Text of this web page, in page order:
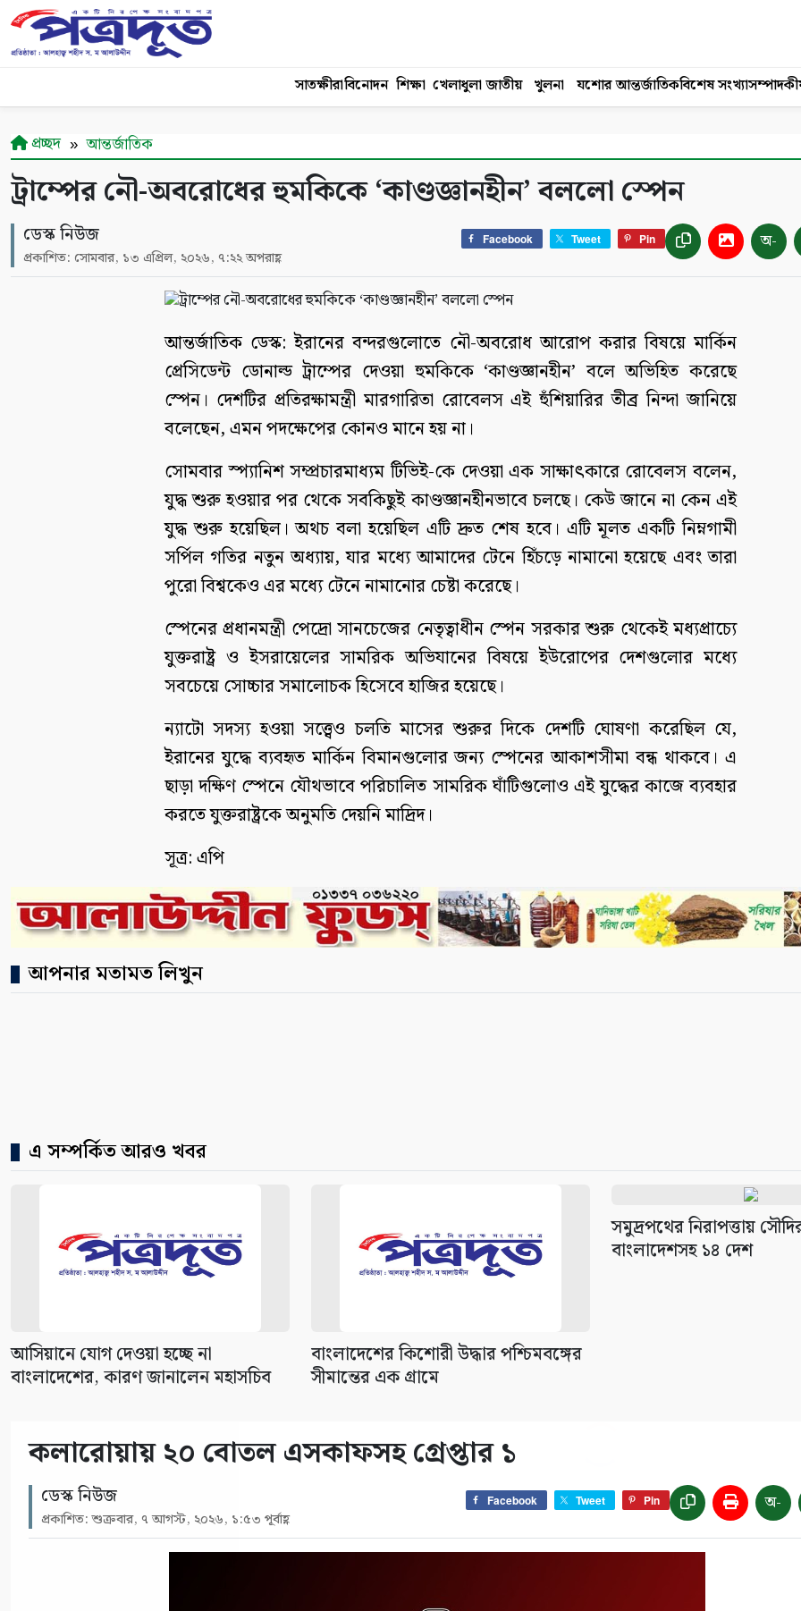
সাতক্ষীরাবিনোদন শিক্ষা খেলাধুলা জাতীয় খুলনা যশোর আন্তর্জাতিকবিশেষ সংখ্যা
প্রচ্ছদ আন্তর্জাতিক
ট্রাম্পের নৌ-অবরোধের হুমকিকে ‘কাণ্ডজ্ঞানহীন’ বললো স্পেন
ডেস্ক নিউজ
প্রকাশিত: সোমবার, ১৩ এপ্রিল, ২০২৬, ৭:২২ অপরাহ্ণ
Facebook Tweet Pin অ-
আন্তর্জাতিক ডেস্ক: ইরানের বন্দরগুলোতে নৌ-অবরোধ আরোপ করার বিষয়ে মার্কিন
প্রেসিডেন্ট ডোনাল্ড ট্রাম্পের দেওয়া হুমকিকে ‘কাণ্ডজ্ঞানহীন’ বলে অভিহিত করেছে
স্পেন। দেশটির প্রতিরক্ষামন্ত্রী মারগারিতা রোবেলস এই হুঁশিয়ারির তীব্র নিন্দা জানিয়ে
বলেছেন, এমন পদক্ষেপের কোনও মানে হয় না।
সোমবার স্প্যানিশ সম্প্রচারমাধ্যম টিভিই-কে দেওয়া এক সাক্ষাৎকারে রোবেলস বলেন,
যুদ্ধ শুরু হওয়ার পর থেকে সবকিছুই কাণ্ডজ্ঞানহীনভাবে চলছে। কেউ জানে না কেন এই
যুদ্ধ শুরু হয়েছিল। অথচ বলা হয়েছিল এটি দ্রুত শেষ হবে। এটি মূলত একটি নিম্নগামী
সর্পিল গতির নতুন অধ্যায়, যার মধ্যে আমাদের টেনে হিঁচড়ে নামানো হয়েছে এবং তারা
পুরো বিশ্বকেও এর মধ্যে টেনে নামানোর চেষ্টা করেছে।
স্পেনের প্রধানমন্ত্রী পেদ্রো সানচেজের নেতৃত্বাধীন স্পেন সরকার শুরু থেকেই মধ্যপ্রাচ্যে
যুক্তরাষ্ট্র ও ইসরায়েলের সামরিক অভিযানের বিষয়ে ইউরোপের দেশগুলোর মধ্যে
সবচেয়ে সোচ্চার সমালোচক হিসেবে হাজির হয়েছে।
ন্যাটো সদস্য হওয়া সত্ত্বেও চলতি মাসের শুরুর দিকে দেশটি ঘোষণা করেছিল যে,
ইরানের যুদ্ধে ব্যবহৃত মার্কিন বিমানগুলোর জন্য স্পেনের আকাশসীমা বন্ধ থাকবে। এ
ছাড়া দক্ষিণ স্পেনে যৌথভাবে পরিচালিত সামরিক ঘাঁটিগুলোও এই যুদ্ধের কাজে ব্যবহার
করতে যুক্তরাষ্ট্রকে অনুমতি দেয়নি মাদ্রিদ।
সূত্র: এপি
আপনার মতামত লিখুন
এ সম্পর্কিত আরও খবর
আসিয়ানে যোগ দেওয়া হচ্ছে না
বাংলাদেশের, কারণ জানালেন মহাসচিব
বাংলাদেশের কিশোরী উদ্ধার পশ্চিমবঙ্গের
সীমান্তের এক গ্রামে
সমুদ্রপথের নিরাপত্তায়
বাংলাদেশসহ ১৪ দেশ
কলারোয়ায় ২০ বোতল এসকাফসহ গ্রেপ্তার ১
ডেস্ক নিউজ
প্রকাশিত: শুক্রবার, ৭ আগস্ট, ২০২৬, ১:৫৩ পূর্বাহ্ণ
Facebook Tweet Pin অ-